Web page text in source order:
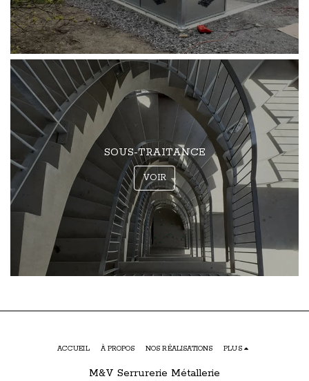
SOUS-TRAITANCE
VOIR
M&V Serrurerie Métallerie
ACCUEIL À PROPOS NOS RÉALISATIONS PLUS